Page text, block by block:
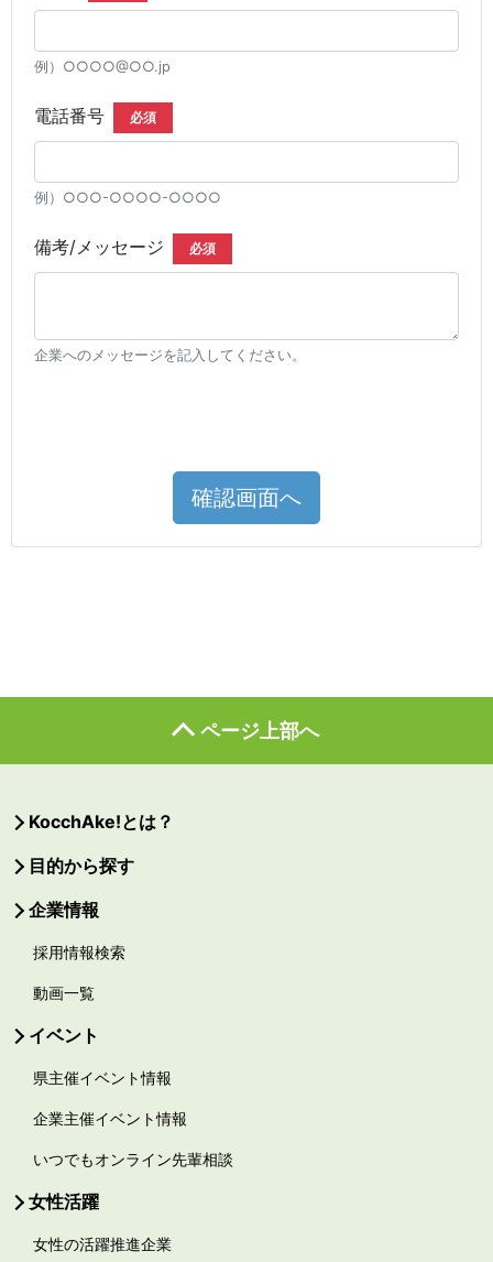
例）○○○○@○○.jp
電話番号 必須
例）○○○-○○○○-○○○○
備考/メッセージ 必須
企業へのメッセージを記入してください。
確認画面へ
ページ上部へ
KocchAke!とは？
目的から探す
企業情報
採用情報検索
動画一覧
イベント
県主催イベント情報
企業主催イベント情報
いつでもオンライン先輩相談
女性活躍
女性の活躍推進企業